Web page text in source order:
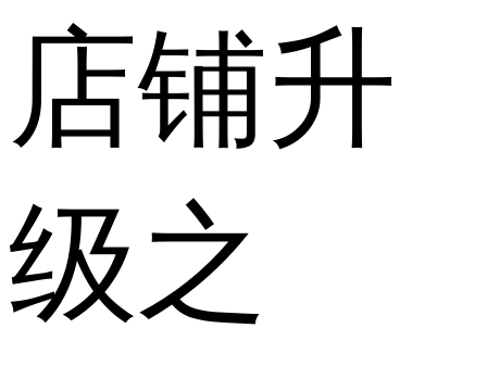
店铺升
级之